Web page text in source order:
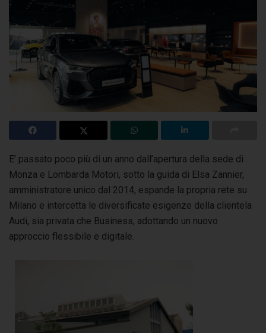
E’ passato poco più di un anno dall’apertura della sede di
Monza e Lombarda Motori, sotto la guida di Elsa Zannier,
amministratore unico dal 2014, espande la propria rete su
Milano e intercetta le diversificate esigenze della clientela
Audi, sia privata che Business, adottando un nuovo
approccio flessibile e digitale.